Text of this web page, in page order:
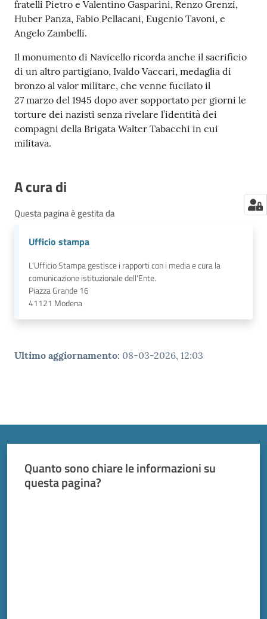
fratelli Pietro e Valentino Gasparini, Renzo Grenzi,
Huber Panza, Fabio Pellacani, Eugenio Tavoni, e
Angelo Zambelli.
Il monumento di Navicello ricorda anche il sacrificio
di un altro partigiano, Ivaldo Vaccari, medaglia di
bronzo al valor militare, che venne fucilato il
27 marzo del 1945 dopo aver sopportato per giorni le
torture dei nazisti senza rivelare l’identità dei
compagni della Brigata Walter Tabacchi in cui
militava.
A cura di
Questa pagina è gestita da
Ufficio stampa
L’Ufficio Stampa gestisce i rapporti con i media e cura la
comunicazione istituzionale dell'Ente.
Piazza Grande 16
41121 Modena
Ultimo aggiornamento: 08-03-2026, 12:03
Quanto sono chiare le informazioni su
questa pagina?